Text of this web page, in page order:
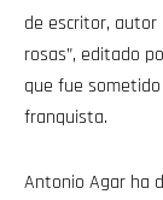
de escritor, autor
rosas”, editado
que fue
franquista.
Antonio Agar ha